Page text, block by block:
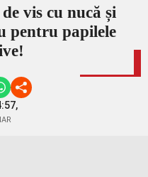
vis cu nucă și
pentru papilele